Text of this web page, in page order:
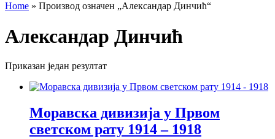
Home » Производ oзначен „Александар Динчић“
Александар Динчић
Приказан један резултат
Моравска дивизија у Првом
светском рату 1914 – 1918